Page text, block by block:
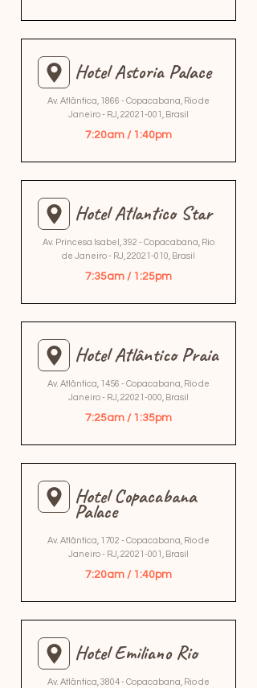
Hotel Astoria Palace
Av. Atlântica, 1866 - Copacabana, Rio de
Janeiro - RJ, 22021-001 , Brasil
7:20am / 1:40pm
Hotel Atlantico Star
Av. Princesa Isabel, 392 - Copacabana, Rio
de Janeiro - RJ, 22021-010 , Brasil
7:35am / 1:25pm
Hotel Atlântico Praia
Av. Atlântica, 1456 - Copacabana, Rio de
Janeiro - RJ, 22021-000 , Brasil
7:25am / 1:35pm
Hotel Copacabana
Palace
Av. Atlântica, 1702 - Copacabana, Rio de
Janeiro - RJ, 22021-001 , Brasil
7:20am / 1:40pm
Hotel Emiliano Rio
Av. Atlântica, 3804 - Copacabana, Rio de